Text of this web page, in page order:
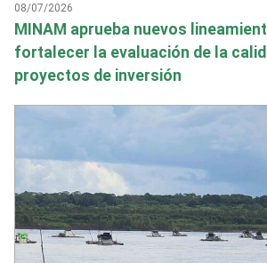
08/07/2026
MINAM aprueba nuevos
fortalecer la evaluación de la
proyectos de inversión